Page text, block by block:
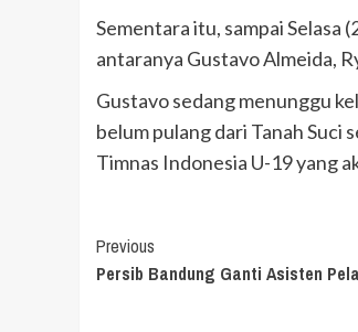
Sementara itu, sampai Selasa
antaranya Gustavo Almeida,
Gustavo sedang menunggu
belum pulang dari Tanah Suci
Timnas Indonesia U-19 yang
Continue
Reading
Previous
Persib Bandung Ganti Asisten